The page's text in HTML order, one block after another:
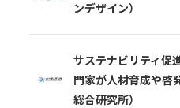
ンデザイン）
サステナビリティ促
門家が人材育成や啓
総合研究所）